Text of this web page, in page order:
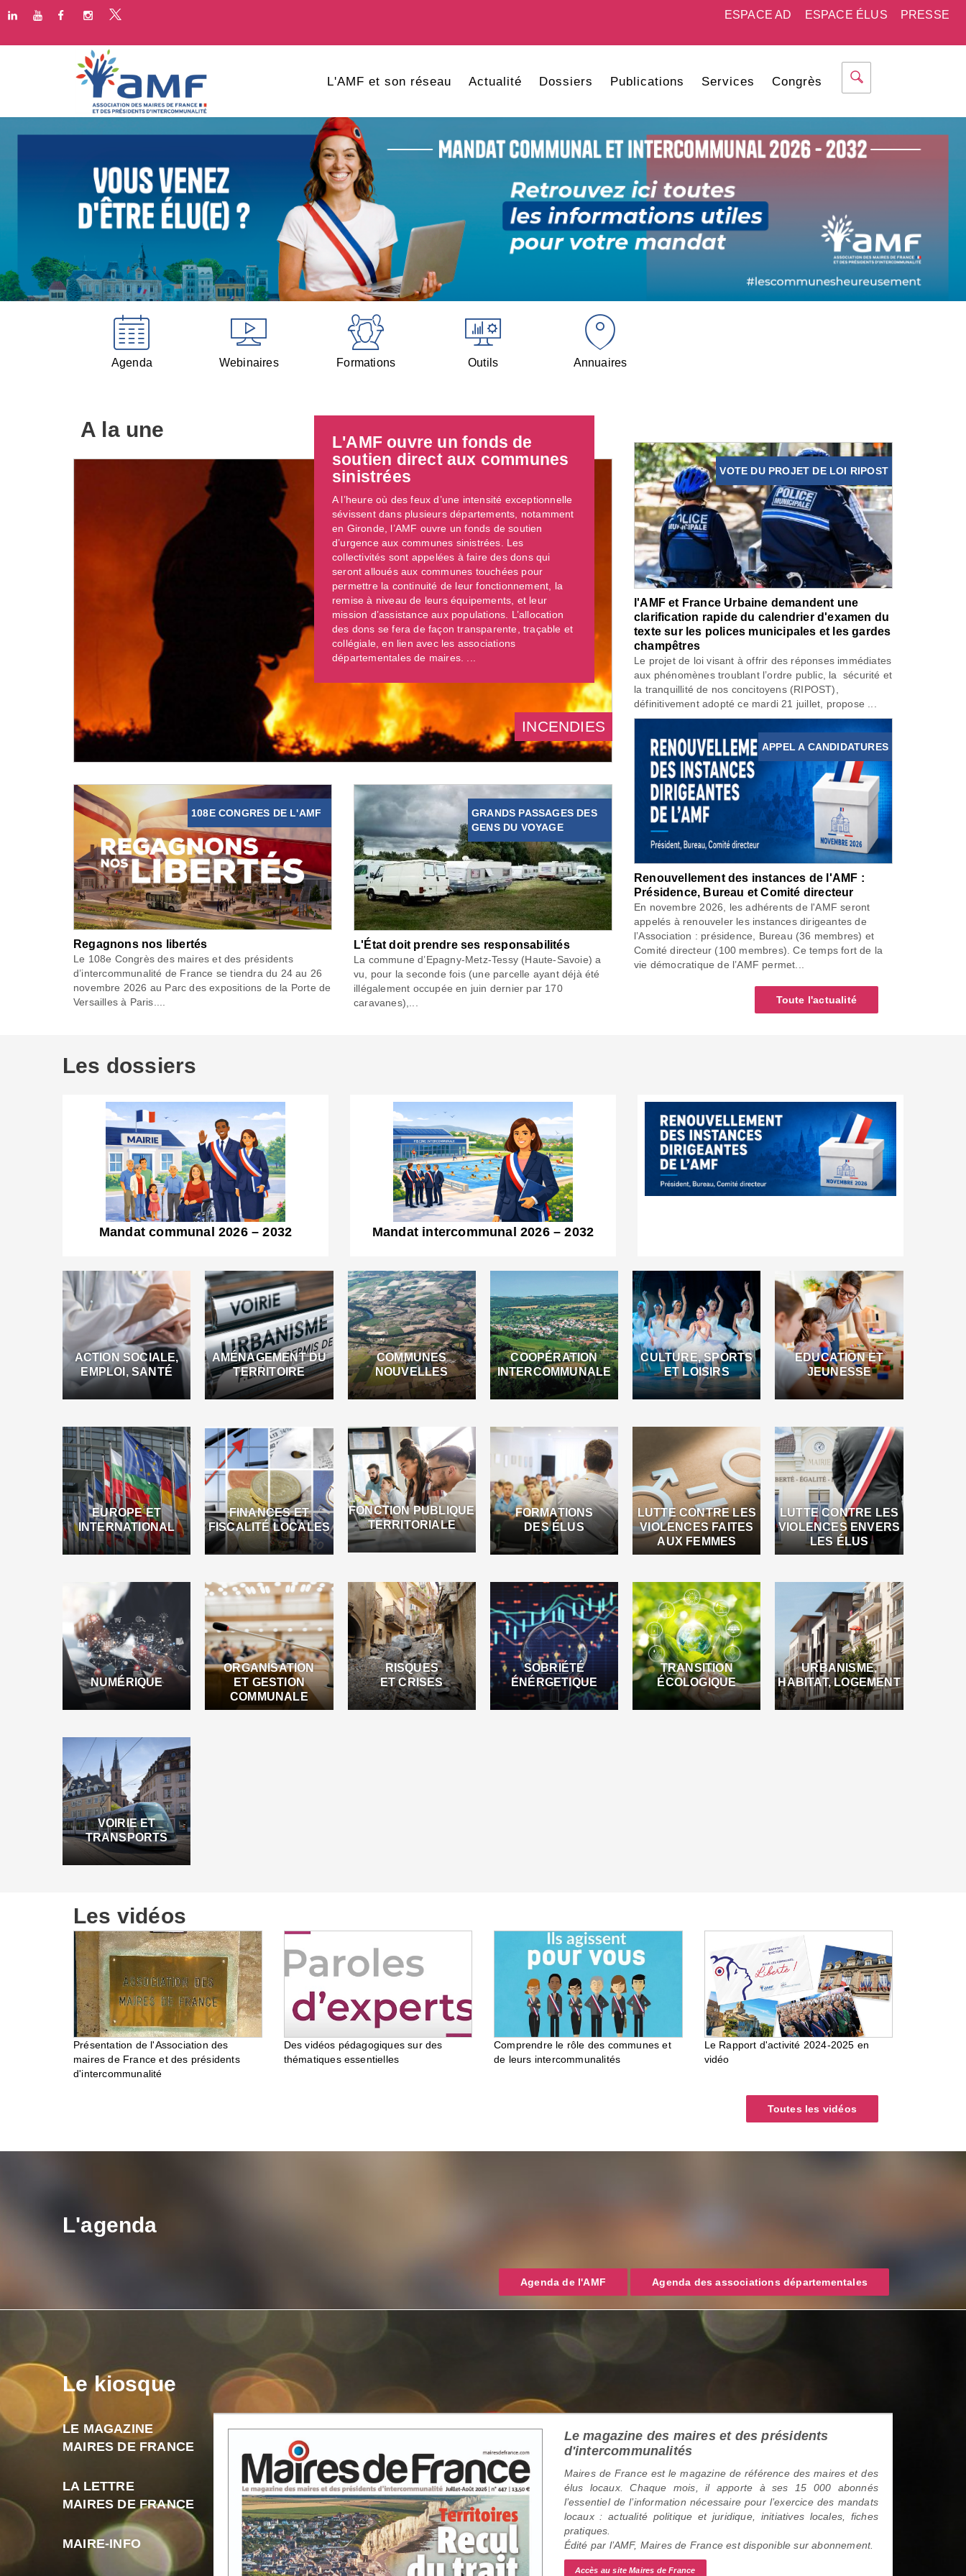
PRESSE
ESPACE ÉLUS
ESPACE AD
L'AMF et son réseau Actualité Dossiers Publications Services Congrès
Agenda Webinaires Formations Outils Annuaires
A la une
L'AMF ouvre un fonds de
soutien direct aux communes
sinistrées
A l’heure où des feux d’une intensité exceptionnelle
sévissent dans plusieurs départements, notamment
en Gironde, l’AMF ouvre un fonds de soutien
d’urgence aux communes sinistrées. Les
collectivités sont appelées à faire des dons qui
seront alloués aux communes touchées pour
permettre la continuité de leur fonctionnement, la
remise à niveau de leurs équipements, et leur
mission d’assistance aux populations. L’allocation
des dons se fera de façon transparente, traçable et
collégiale, en lien avec les associations
départementales de maires. ...
INCENDIES
108E CONGRES DE L'AMF
Regagnons nos libertés
Le 108e Congrès des maires et des présidents
d’intercommunalité de France se tiendra du 24 au 26
novembre 2026 au Parc des expositions de la Porte de
Versailles à Paris....
GRANDS PASSAGES DES
GENS DU VOYAGE
L'État doit prendre ses responsabilités
La commune d’Epagny-Metz-Tessy (Haute-Savoie) a
vu, pour la seconde fois (une parcelle ayant déjà été
illégalement occupée en juin dernier par 170
caravanes),...
VOTE DU PROJET DE LOI RIPOST
l'AMF et France Urbaine demandent une
clarification rapide du calendrier d'examen du
texte sur les polices municipales et les gardes
champêtres
Le projet de loi visant à offrir des réponses immédiates
aux phénomènes troublant l’ordre public, la sécurité et
la tranquillité de nos concitoyens (RIPOST),
définitivement adopté ce mardi 21 juillet, propose ...
APPEL A CANDIDATURES
Renouvellement des instances de l'AMF :
Présidence, Bureau et Comité directeur
En novembre 2026, les adhérents de l'AMF seront
appelés à renouveler les instances dirigeantes de
l’Association : présidence, Bureau (36 membres) et
Comité directeur (100 membres). Ce temps fort de la
vie démocratique de l’AMF permet...
Toute l'actualité
Les dossiers
Mandat communal 2026 – 2032 Mandat intercommunal 2026 – 2032
ACTION SOCIALE,
EMPLOI, SANTÉ
AMÉNAGEMENT DU
TERRITOIRE
COMMUNES
NOUVELLES
COOPÉRATION
INTERCOMMUNALE
CULTURE, SPORTS
ET LOISIRS
EDUCATION ET
JEUNESSE
EUROPE ET
INTERNATIONAL
FINANCES ET
FISCALITÉ LOCALES
FONCTION PUBLIQUE
TERRITORIALE
FORMATIONS
DES ÉLUS
LUTTE CONTRE LES
VIOLENCES FAITES
AUX FEMMES
LUTTE CONTRE LES
VIOLENCES ENVERS
LES ÉLUS
NUMÉRIQUE
ORGANISATION
ET GESTION
COMMUNALE
RISQUES
ET CRISES
SOBRIÉTÉ
ÉNÉRGETIQUE
TRANSITION
ÉCOLOGIQUE
URBANISME,
HABITAT, LOGEMENT
VOIRIE ET
TRANSPORTS
Les vidéos
Présentation de l'Association des
maires de France et des présidents
d'intercommunalité
Des vidéos pédagogiques sur des
thématiques essentielles
Comprendre le rôle des communes et
de leurs intercommunalités
Le Rapport d'activité 2024-2025 en
vidéo
Toutes les vidéos
L'agenda
Agenda de l'AMF Agenda des associations départementales
Le kiosque
LE MAGAZINE
MAIRES DE FRANCE
LA LETTRE
MAIRES DE FRANCE
MAIRE-INFO
Le magazine des maires et des présidents
d'intercommunalités
Maires de France est le magazine de référence des maires et des
élus locaux. Chaque mois, il apporte à ses 15 000 abonnés
l’essentiel de l’information nécessaire pour l’exercice des mandats
locaux : actualité politique et juridique, initiatives locales, fiches
pratiques.
Édité par l’AMF, Maires de France est disponible sur abonnement.
Accès au site Maires de France